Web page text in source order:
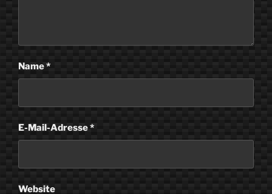
Name*
E-Mail-Adresse*
Website